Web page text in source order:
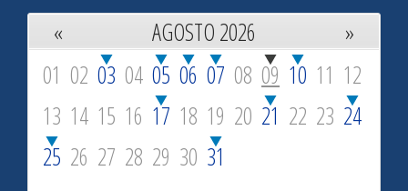
« AGOSTO 2026
»
01 02 03 04 05 06 07 08 09 10 11 12
13 14 15 16 17 18 19 20 21 22 23 24
25 26 27 28 29 30 31